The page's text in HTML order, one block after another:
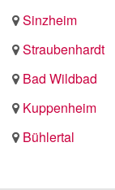
Sinzheim
Straubenhardt
Bad Wildbad
Kuppenheim
Bühlertal